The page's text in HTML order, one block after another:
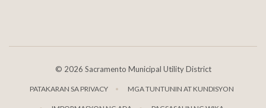
© 2026 Sacramento Municipal Utility District
PATAKARAN SA PRIVACY MGA TUNTUNIN AT KUNDISYON